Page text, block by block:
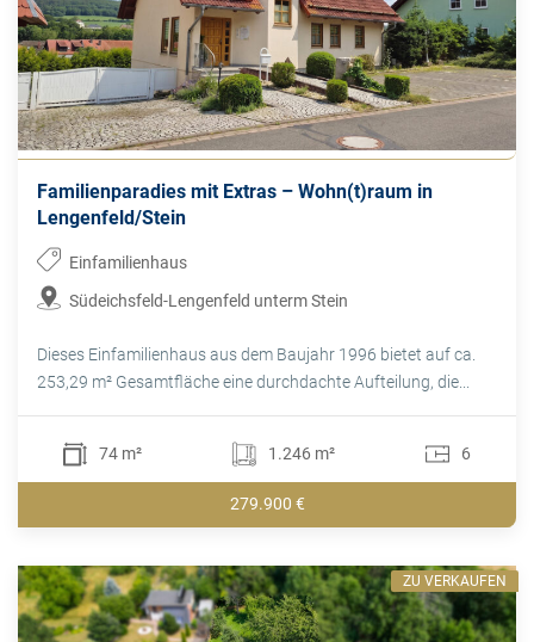
Familienparadies mit Extras – Wohn(t)raum in
Lengenfeld/Stein
Einfamilienhaus
Südeichsfeld-Lengenfeld unterm Stein
Dieses Einfamilienhaus aus dem Baujahr 1996 bietet auf ca.
253,29 m² Gesamtfläche eine durchdachte Aufteilung, die...
74 m² 1.246 m² 6
279.900 €
ZU VERKAUFEN